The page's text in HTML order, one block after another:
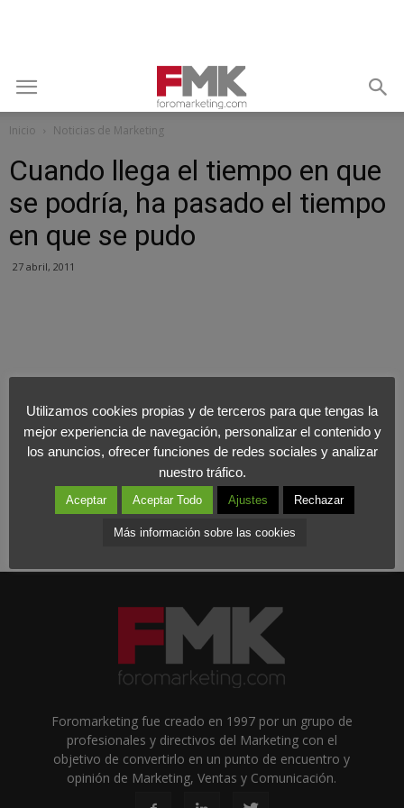
Inicio Noticias de Marketing
Cuando llega el tiempo en que
se podría, ha pasado el tiempo
en que se pudo
27 abril, 2011
Foromarketing fue creado en 1997 por un grupo de
profesionales y directivos del Marketing con el
objetivo de convertirlo en un punto de encuentro y
opinión de Marketing, Ventas y Comunicación.
Utilizamos cookies propias y de terceros para que tengas la
mejor experiencia de navegación, personalizar el contenido y
los anuncios, ofrecer funciones de redes sociales y analizar
nuestro tráfico.
Aceptar Aceptar Todo Ajustes Rechazar
Más información sobre las cookies